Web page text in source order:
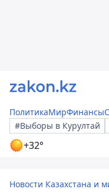
ПолитикаМирФинансы
#Выборы в Курултай
+32°
Новости Казахстана и